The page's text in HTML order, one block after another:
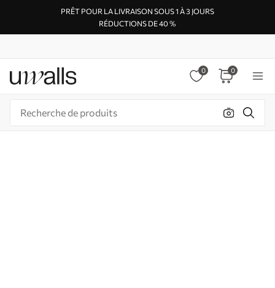
PRÊT POUR LA LIVRAISON SOUS 1 À 3 JOURS
RÉDUCTIONS DE 40 %
0 0